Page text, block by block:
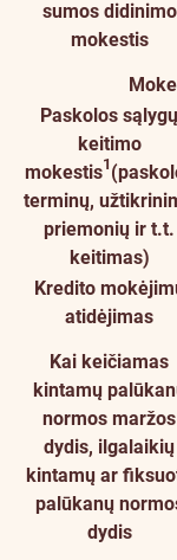
sumos didinimo
mokestis
Paskolos sąlygų
keitimo
mokestis1
terminų,
priemonių ir t.t.
keitimas)
Kredito
atidėjimas
Kai keičiamas
kintamų
normos maržos
dydis, ilgalaikių
kintamų ar
palūkanų
dydis